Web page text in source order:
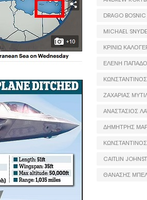
DRAGO BOSNIC
MICHAEL
ΚΡΙΝΙΩ
ΕΛΕΝΗ
ΖΑΧΑΡΙΑΣ
ΑΝΑΣΤΑΣΙΟΣ
ΔΗΜΗΤΡΗΣ
CAITLIN
ΘΑΝΑΣΗΣ